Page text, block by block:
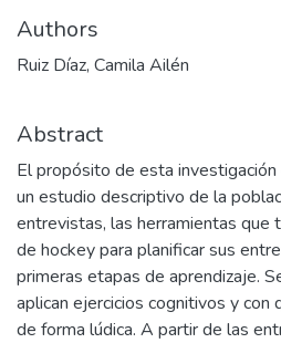
Authors
Ruiz Díaz, Camila Ailén
Abstract
El propósito de esta
un estudio descriptivo de la
entrevistas, las herramientas que
de hockey para planificar sus
primeras etapas de aprendizaje.
aplican ejercicios cognitivos y con
de forma lúdica. A partir de las